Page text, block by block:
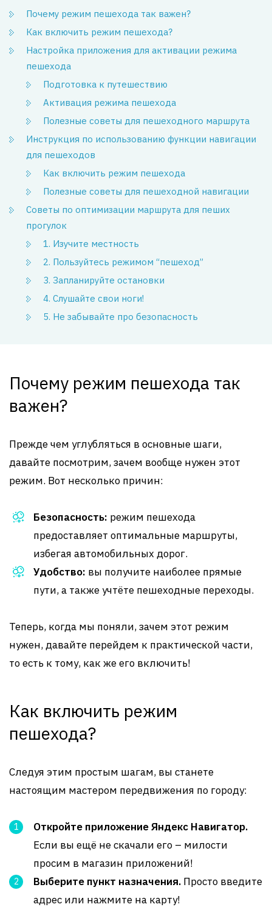
Почему режим пешехода так важен?
Как включить режим пешехода?
Настройка приложения для активации режима
пешехода
Подготовка к путешествию
Активация режима пешехода
Полезные советы для пешеходного маршрута
Инструкция по использованию функции навигации
для пешеходов
Как включить режим пешехода
Полезные советы для пешеходной навигации
Советы по оптимизации маршрута для пеших
прогулок
1. Изучите местность
2. Пользуйтесь режимом “пешеход”
3. Запланируйте остановки
4. Слушайте свои ноги!
5. Не забывайте про безопасность
Почему режим пешехода так
важен?
Прежде чем углубляться в основные шаги,
давайте посмотрим, зачем вообще нужен этот
режим. Вот несколько причин:
Безопасность: режим пешехода
предоставляет оптимальные маршруты,
избегая автомобильных дорог.
Удобство: вы получите наиболее прямые
пути, а также учтёте пешеходные переходы.
Теперь, когда мы поняли, зачем этот режим
нужен, давайте перейдем к практической части,
то есть к тому, как же его включить!
Как включить режим
пешехода?
Следуя этим простым шагам, вы станете
настоящим мастером передвижения по городу:
Откройте приложение Яндекс Навигатор.
Если вы ещё не скачали его – милости
просим в магазин приложений!
Выберите пункт назначения. Просто введите
адрес или нажмите на карту!